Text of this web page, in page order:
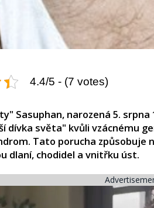
4.4/5 - (7 votes)
Sasuphan, narozená 5. srpna
dívka světa" kvůli vzácnému
Tato porucha způsobuje
dlaní, chodidel a vnitřku úst.